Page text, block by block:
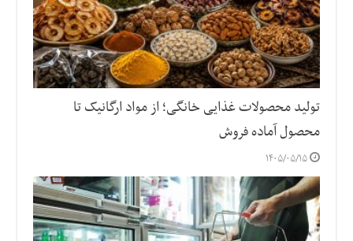
تولید محصولات غذایی خانگی؛ از مواد ارگانیک تا
محصول آماده فروش
۱۴۰۵/۰۵/۱۵